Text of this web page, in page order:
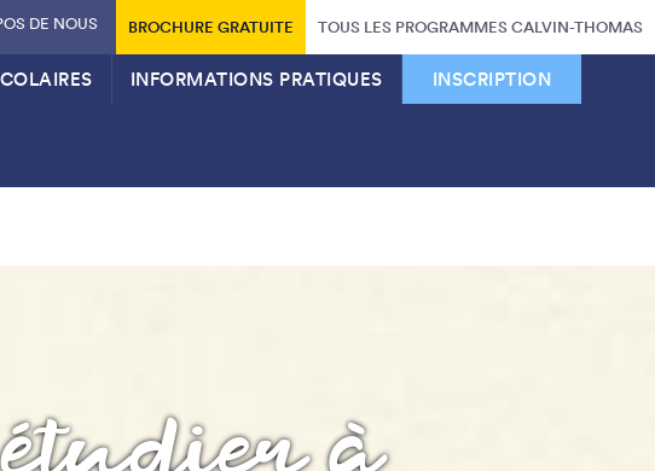
DE NOUS BROCHURE GRATUITE TOUS LES PROGRAMMES CALVIN-THOMAS
INFORMATIONS PRATIQUES INSCRIPTION